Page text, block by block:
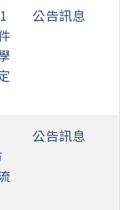
公告訊息
公告訊息